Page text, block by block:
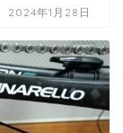
2024年1月28日